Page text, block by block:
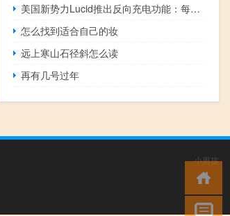
美国新势力Lucid推出反向充电功能：每小时可充40-60公里
怎么找到适合自己的妆
远上寒山石径斜怎么读
再有几号过年
小男孩